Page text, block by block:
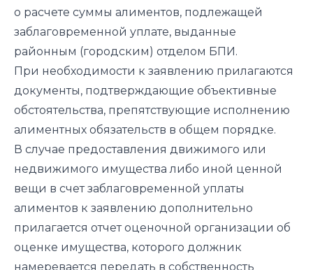
о расчете суммы алиментов, подлежащей
заблаговременной уплате, выданные
районным (городским) отделом БПИ.
При необходимости к заявлению прилагаются
документы, подтверждающие объективные
обстоятельства, препятствующие исполнению
алиментных обязательств в общем порядке.
В случае предоставления движимого или
недвижимого имущества либо иной ценной
вещи в счет заблаговременной уплаты
алиментов к заявлению дополнительно
прилагается отчет оценочной организации об
оценке имущества, которого должник
намеревается передать в собственность